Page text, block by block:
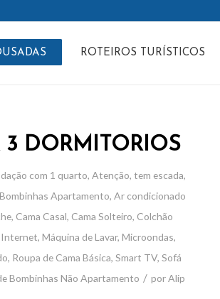
ROTEIROS TURÍSTICOS
DORMITORIOS
com 1 quarto, Atenção, tem escada,
Bombinhas Apartamento, Ar condicionado
, Cama Casal, Cama Solteiro, Colchão
Internet, Máquina de Lavar, Microondas,
, Roupa de Cama Básica, Smart TV, Sofá
Bombinhas Não Apartamento / porAlip